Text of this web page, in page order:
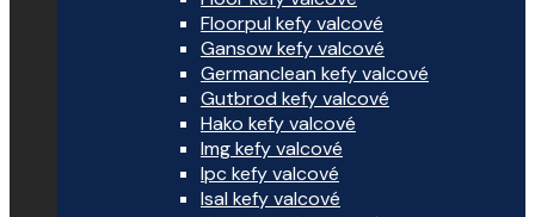
Floorpul kefy valcové
Gansow kefy valcové
Germanclean kefy valcové
Gutbrod kefy valcové
Hako kefy valcové
Img kefy valcové
Ipc kefy valcové
Isal kefy valcové